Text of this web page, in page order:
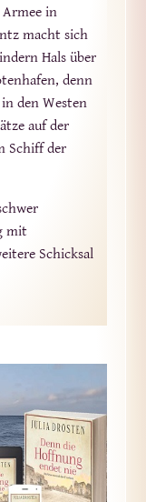
in
macht sich
Hals über
denn
den Westen
auf der
Schiff der
mit
Schicksal